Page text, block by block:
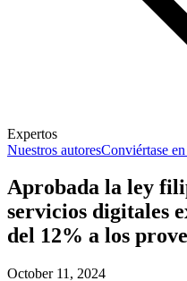
Expertos
Nuestros autoresConviértase
Aprobada la ley
servicios digitales
del 12% a los
October 11, 2024